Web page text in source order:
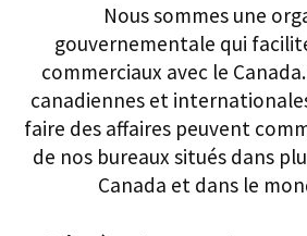
Nous sommes une
gouvernementale qui
commerciaux avec le
canadiennes et
faire des affaires peuvent
de nos bureaux situés dans
Canada et dans le